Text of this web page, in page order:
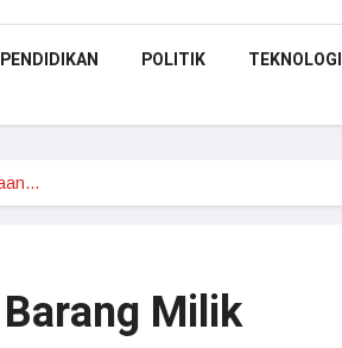
PENDIDIKAN POLITIK TEKNOLOGI
Milik